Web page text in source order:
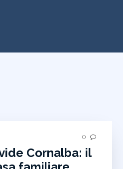
0
Cornalba: il